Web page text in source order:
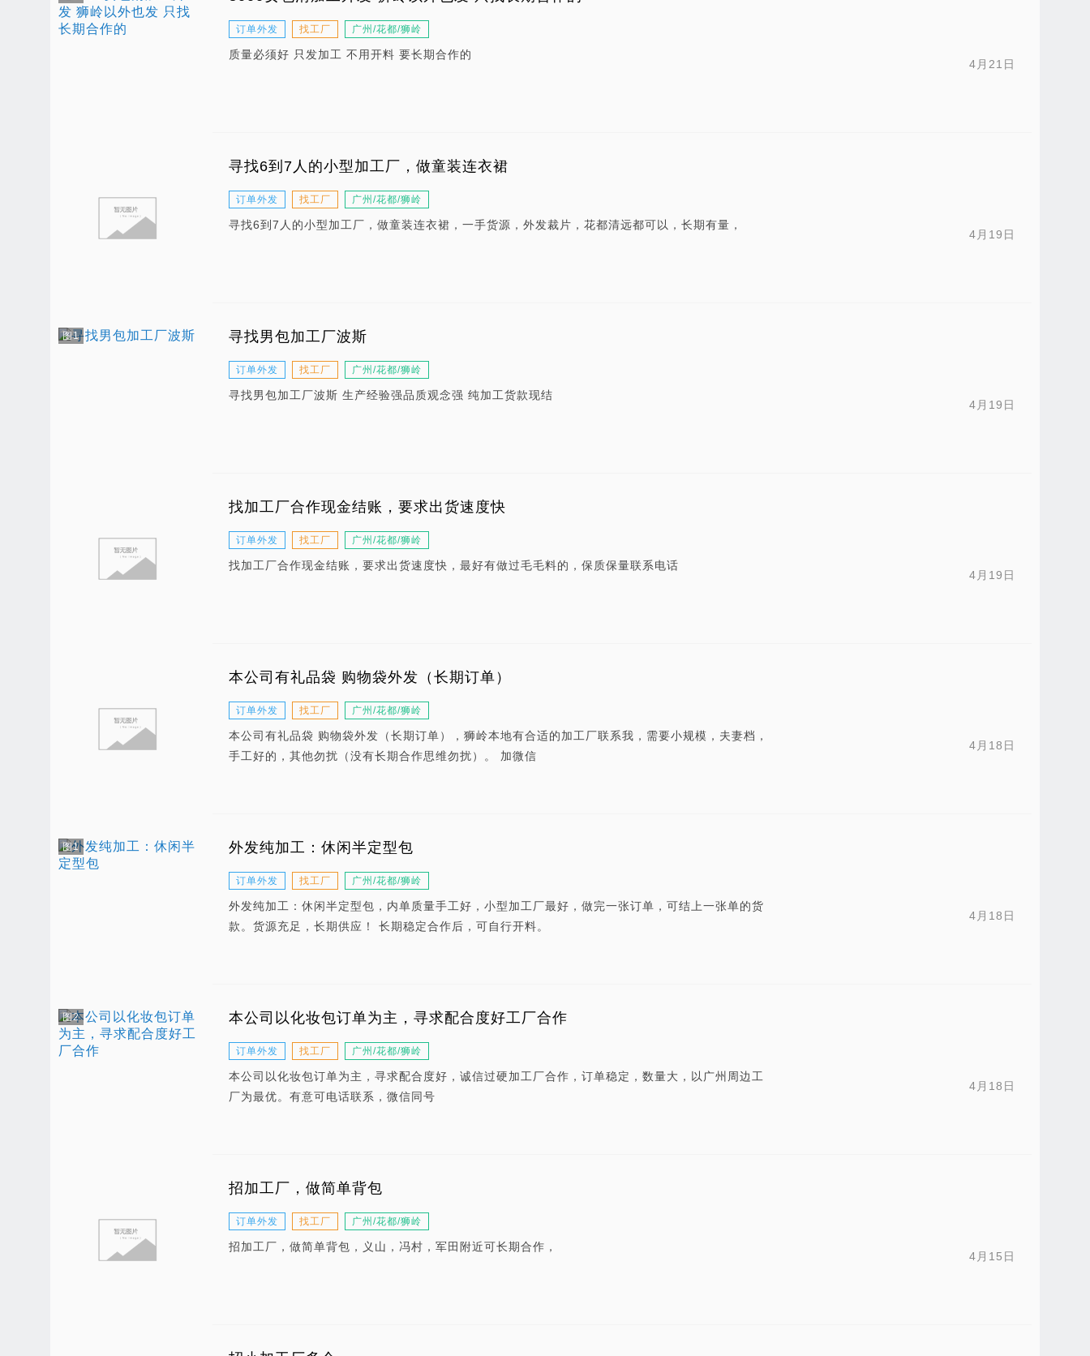
4月21日
订单外发 找工厂 广州/花都/狮岭
质量必须好 只发加工 不用开料 要长期合作的
4月19日
寻找6到7人的小型加工厂，做童装连衣裙
订单外发 找工厂 广州/花都/狮岭
寻找6到7人的小型加工厂，做童装连衣裙，一手货源，外发裁片，花都清远都可以，长期有量，
图1
4月19日
寻找男包加工厂波斯
订单外发 找工厂 广州/花都/狮岭
寻找男包加工厂波斯 生产经验强品质观念强 纯加工货款现结
4月19日
找加工厂合作现金结账，要求出货速度快
订单外发 找工厂 广州/花都/狮岭
找加工厂合作现金结账，要求出货速度快，最好有做过毛毛料的，保质保量联系电话
4月18日
本公司有礼品袋 购物袋外发（长期订单）
订单外发 找工厂 广州/花都/狮岭
本公司有礼品袋 购物袋外发（长期订单），狮岭本地有合适的加工厂联系我，需要小规模，夫妻档，
手工好的，其他勿扰（没有长期合作思维勿扰）。 加微信
图1
4月18日
外发纯加工：休闲半定型包
订单外发 找工厂 广州/花都/狮岭
外发纯加工：休闲半定型包，内单质量手工好，小型加工厂最好，做完一张订单，可结上一张单的货
款。货源充足，长期供应！ 长期稳定合作后，可自行开料。
图2
4月18日
本公司以化妆包订单为主，寻求配合度好工厂合作
订单外发 找工厂 广州/花都/狮岭
本公司以化妆包订单为主，寻求配合度好，诚信过硬加工厂合作，订单稳定，数量大，以广州周边工
厂为最优。有意可电话联系，微信同号
4月15日
招加工厂，做简单背包
订单外发 找工厂 广州/花都/狮岭
招加工厂，做简单背包，义山，冯村，军田附近可长期合作，